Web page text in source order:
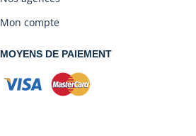
Mon compte
MOYENS DE PAIEMENT